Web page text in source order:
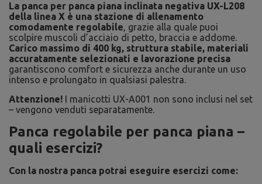
La panca per panca piana inclinata negativa UX-L208
della linea X è una stazione di allenamento
comodamente regolabile, grazie alla quale puoi
scolpire muscoli d’acciaio di petto, braccia e addome.
Carico massimo di 400 kg, struttura stabile, materiali
accuratamente selezionati e lavorazione precisa
garantiscono comfort e sicurezza anche durante un uso
intenso e prolungato in qualsiasi palestra.
Attenzione! I manicotti UX-A001 non sono inclusi nel set
– vengono venduti separatamente.
Panca regolabile per panca piana –
quali esercizi?
Con la nostra panca potrai eseguire esercizi come: